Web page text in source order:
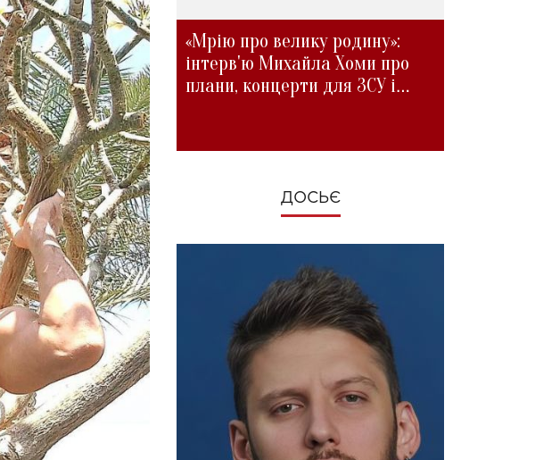
«Мрію про велику родину»:
інтерв'ю Михайла Хоми про
плани, концерти для ЗСУ і
ДОСЬЄ